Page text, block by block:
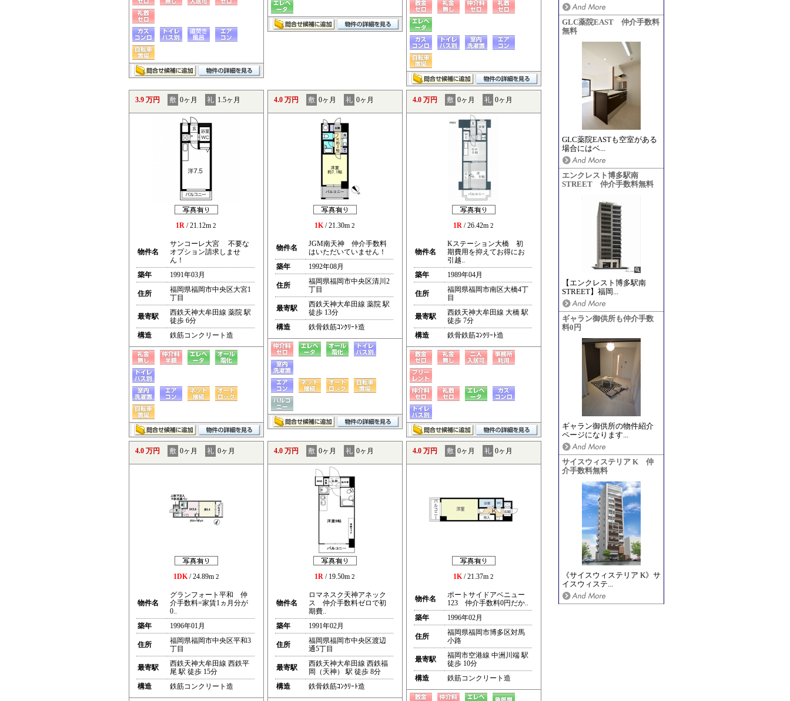
GLC薬院EAST 仲介手数料
無料
GLC薬院EASTも空室がある
場合にはベ...
エンクレスト博多駅南
STREET 仲介手数料無料
【エンクレスト博多駅南
STREET】福岡...
ギャラン御供所も仲介手数
料0円
ギャラン御供所の物件紹介
ページになります...
サイスウィステリア K 仲
介手数料無料
《サイスウィステリア K》サ
イスウィステ...
3.9 万円 敷 0ヶ月 礼 1.5ヶ月
1R / 21.12m 2
物件名
サンコーレ大宮 不要な
オプション請求しませ
ん！
築年
1991年03月
住所
福岡県福岡市中央区大宮1
丁目
最寄駅
西鉄天神大牟田線 薬院 駅
徒歩 6分
構造
鉄筋コンクリート造
4.0 万円 敷 0ヶ月 礼 0ヶ月
1K/ 21.30m 2
物件名
JGM南天神 仲介手数料
はいただいていません！
築年
1992年08月
住所
福岡県福岡市中央区清川2
丁目
最寄駅
西鉄天神大牟田線 薬院 駅
徒歩 13分
構造
鉄骨鉄筋ｺﾝｸﾘｰﾄ造
4.0 万円 敷 0ヶ月 礼 0ヶ月
1R / 26.42m 2
物件名
Kステーション大橋 初
期費用を抑えてお得にお
引越..
築年
1989年04月
住所
福岡県福岡市南区大橋4丁
目
最寄駅
西鉄天神大牟田線 大橋 駅
徒歩 7分
構造
鉄骨鉄筋ｺﾝｸﾘｰﾄ造
4.0 万円 敷 0ヶ月 礼 0ヶ月
1DK/ 24.89m 2
物件名
グランフォート平和 仲
介手数料=家賃1ヵ月分が
0..
築年
1996年01月
住所
福岡県福岡市中央区平和3
丁目
最寄駅
西鉄天神大牟田線 西鉄平
尾 駅 徒歩 15分
構造
鉄筋コンクリート造
4.0 万円 敷 0ヶ月 礼 0ヶ月
1R / 19.50m 2
物件名
ロマネスク天神アネック
ス 仲介手数料ゼロで初
期費..
築年
1991年02月
住所
福岡県福岡市中央区渡辺
通5丁目
最寄駅
西鉄天神大牟田線 西鉄福
岡（天神） 駅 徒歩 8分
構造
鉄骨鉄筋ｺﾝｸﾘｰﾄ造
4.0 万円 敷 0ヶ月 礼 0ヶ月
1K/ 21.37m 2
物件名
ポートサイドアベニュー
123 仲介手数料0円だか..
築年
1996年02月
住所
福岡県福岡市博多区対馬
小路
最寄駅
福岡市空港線 中洲川端 駅
徒歩 10分
構造
鉄筋コンクリート造